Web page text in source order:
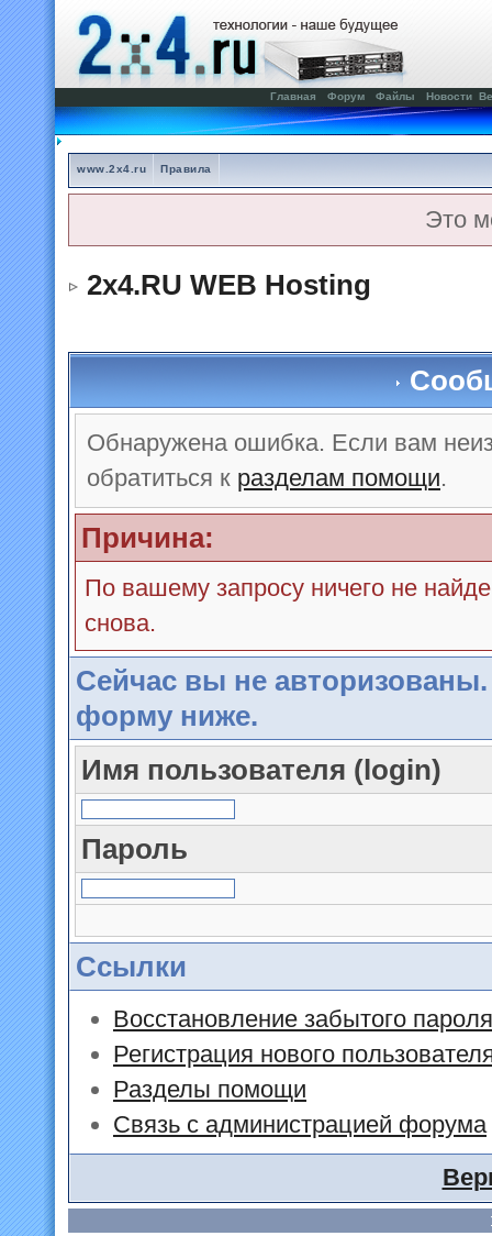
Главная Форум Файлы Новости
www.2x4.ru Правила
Это
2x4.RU WEB Hosting
Обнаружена ошибка. Если вам
обратиться к разделам помощи.
Причина:
По вашему запросу ничего не
снова.
Сейчас вы не
форму ниже.
Имя пользователя (login)
Пароль
Ссылки
Восстановление забытого пароля
Регистрация нового
Разделы помощи
Связь с администрацией форума